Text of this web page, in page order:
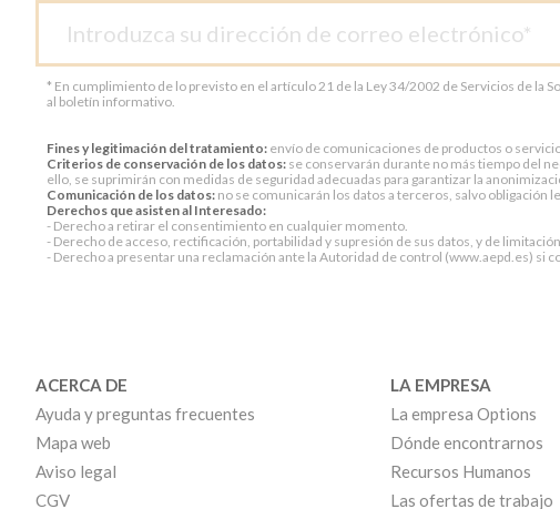
* En cumplimiento de lo previsto en el artículo 21 de la Ley 34/2002 de Servicios de
al boletín informativo.
Fines y legitimación del tratamiento: envío de comunicaciones de productos o
Criterios de conservación de los datos: se conservarán durante no más tiempo del
ello, se suprimirán con medidas de seguridad adecuadas para garantizar la
Comunicación de los datos: no se comunicarán los datos a terceros, salvo obligación
Derechos que asisten al Interesado:
- Derecho a retirar el consentimiento en cualquier momento.
- Derecho de acceso, rectificación, portabilidad y supresión de sus datos, y de
- Derecho a presentar una reclamación ante la Autoridad de control (www.aepd.es) si
ACERCA DE
Ayuda y preguntas frecuentes
Mapa web
Aviso legal
CGV
LA EMPRESA
La empresa Options
Dónde encontrarnos
Recursos Humanos
Las ofertas de trabajo